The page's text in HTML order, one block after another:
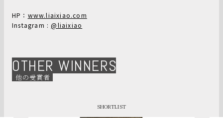
HP： www.liaixiao.com
Instagram :@liaixiao
OTHER WINNERS
他の受賞者
SHORTLIST